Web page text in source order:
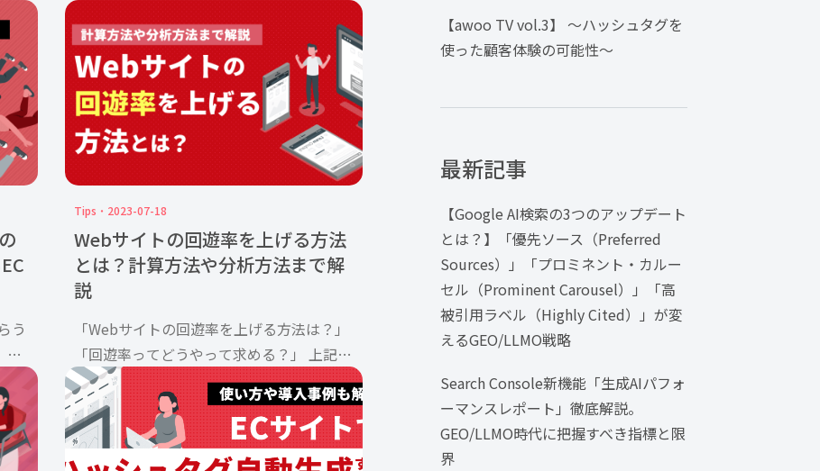
う
な
に
重
な
Tips 2023-07-18
Webサイトの回遊率を上げる方法
とは？計算方法や分析方法まで解
説
「Webサイトの回遊率を上げる方法は？」
「回遊率ってどうやって求める？」 上記の
ような疑問を抱えている方もいるのではな
いでしょうか？ Webマーケティングを行う
上で重要視されているWebサイトの回遊率
は、ユーザーのニーズ […]
【awoo TV vol.3】 〜ハッシュタグを
使った顧客体験の可能性〜
最新記事
【Google AI検索の3つのアップデート
とは？】「優先ソース（Preferred
Sources）」「プロミネント・カルー
セル（Prominent Carousel）」「高
被引用ラベル（Highly Cited）」が変
えるGEO/LLMO戦略
Search Console新機能「生成AIパフォ
ーマンスレポート」徹底解説。
GEO/LLMO時代に把握すべき指標と限
界